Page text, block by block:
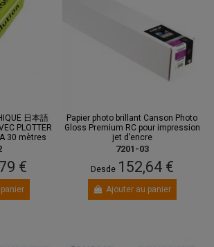
日本語
PLOTTER
30 mètres
€
Papier photo brillant Canson Photo
Gloss Premium RC pour impression
jet d’encre
7201-03
Desde 152,64 €
Ajouter au panier